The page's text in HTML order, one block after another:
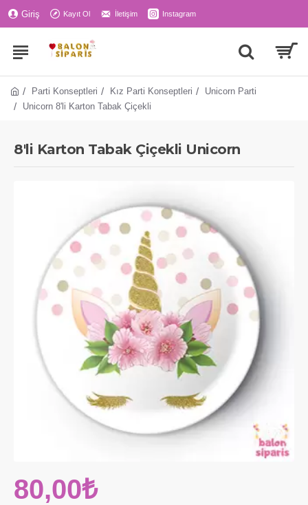
Giriş Kayıt Ol İletişim Instagram
Parti Konseptleri Kız Parti Konseptleri
Unicorn Parti
Unicorn 8'li Karton Tabak Çiçekli
8'li Karton Tabak Çiçekli Unicorn
80,00₺